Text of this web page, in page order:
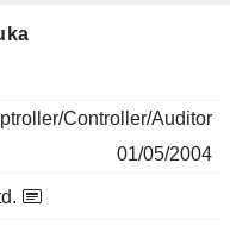
Controller/Auditor
01/05/2004